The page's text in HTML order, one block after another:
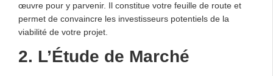
œuvre pour y parvenir. Il constitue votre feuille de route et
permet de convaincre les investisseurs potentiels de la
viabilité de votre projet.
2. L’Étude de Marché